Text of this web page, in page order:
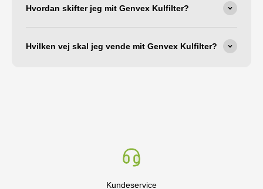
Hvordan skifter jeg mit Genvex Kulfilter?
Hvilken vej skal jeg vende mit Genvex Kulfilter?
Kundeservice